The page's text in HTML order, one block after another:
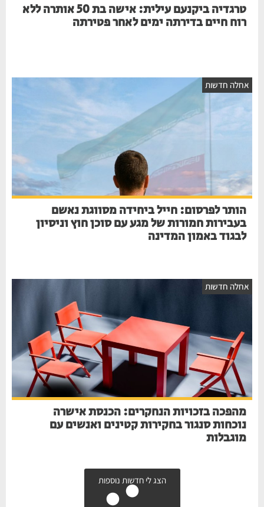
טרגדיה ביקנעם עילית: אישה בת 50 אותרה ללא
רוח חיים בדירתה ימים לאחר פטירתה
חדשות
הותר לפרסום: חייל ביחידה מסווגת נאשם
בעבירות חמורות של מגע עם סוכן חוץ וניסיון
לבגוד באמון המדינה
חדשות
מהפכה בזכויות הנחקרים: הכנסת אישרה
נוכחות סנגור בחקירות קטינים ואנשים עם
מוגבלות
הצג לי חדשות נוספות